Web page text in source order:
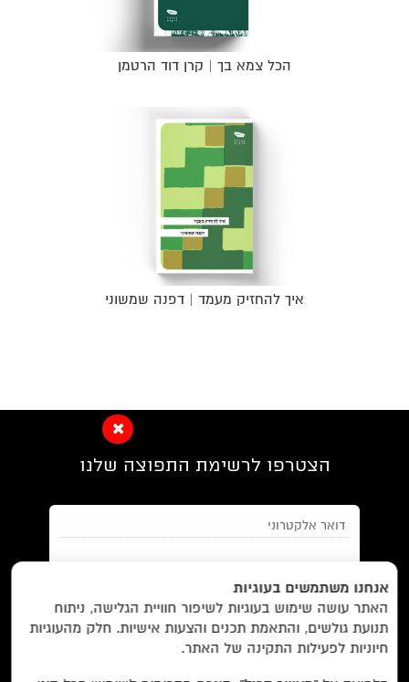
הכל צמא בך | קרן דוד הרטמן
איך להחזיק מעמד | דפנה שמשוני
הצטרפו לרשימת התפוצה שלנו
מאשר/ת אתתנאי השימוש והצטרפות למאגר הלקוחות וקבלת
הודעות מאתר זה בלבד (לא ספאם)
EN/
Foreign Rights /
מבצעים /
ביקורות/ על לוקוס/ הסדרות/
הסופרים/
צרו קשר/
אנחנו משתמשים בעוגיות
האתר עושה שימוש בעוגיות לשיפור חוויית הגלישה, ניתוח
תנועת גולשים, והתאמת תכנים והצעות אישיות. חלק מהעוגיות
חיוניות לפעילות התקינה של האתר.